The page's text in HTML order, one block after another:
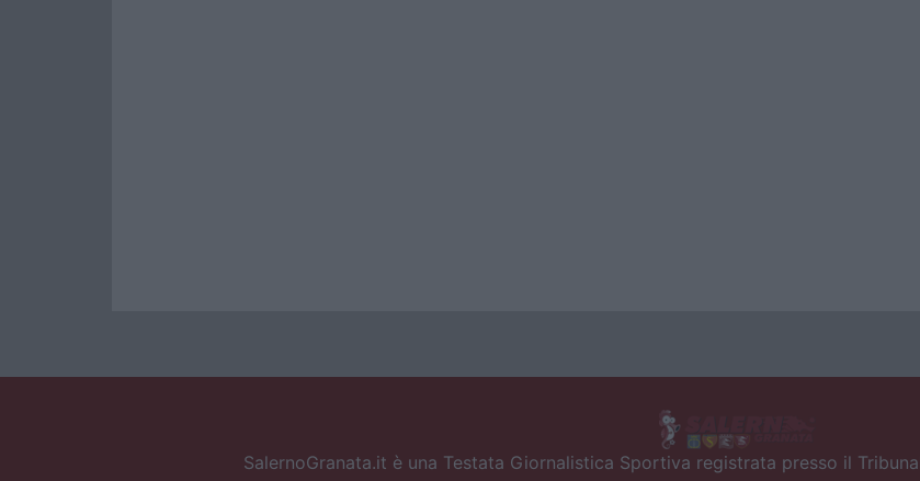
SalernoGranata.it è una Testata Giornalistica Sportiva registrata presso il